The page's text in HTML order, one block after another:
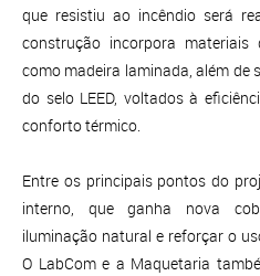
que resistiu ao incêndio será
construção incorpora
como madeira laminada, além de
do selo LEED, voltados à
conforto térmico.
Entre os principais pontos do
interno, que ganha nova
iluminação natural e reforçar o
O LabCom e a Maquetaria